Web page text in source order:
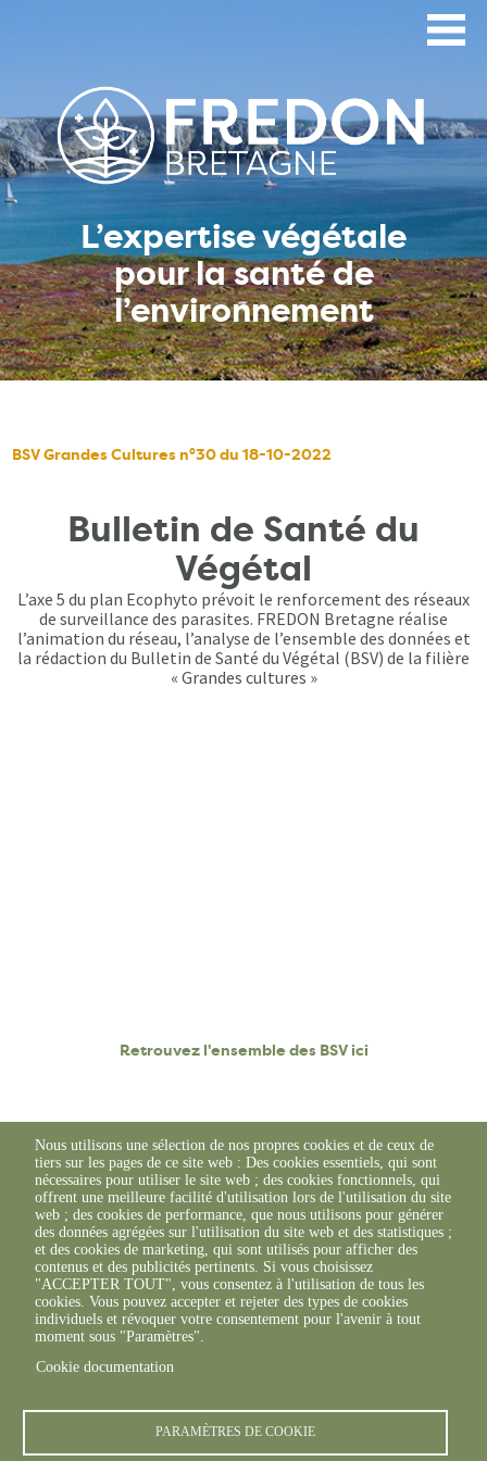
L’expertise végétale
pour la santé de
l’environnement
BSV Grandes Cultures n°30 du 18-10-2022
Bulletin de Santé du
Végétal
L’axe 5 du plan Ecophyto prévoit le renforcement des réseaux
de surveillance des parasites. FREDON Bretagne réalise
l’animation du réseau, l’analyse de l’ensemble des données et
la rédaction du Bulletin de Santé du Végétal (BSV) de la filière
« Grandes cultures »
Retrouvez l'ensemble des BSV ici
Mentions légales
Nous utilisons une sélection de nos propres cookies et de ceux de
tiers sur les pages de ce site web : Des cookies essentiels, qui sont
nécessaires pour utiliser le site web ; des cookies fonctionnels, qui
offrent une meilleure facilité d'utilisation lors de l'utilisation du site
web ; des cookies de performance, que nous utilisons pour générer
des données agrégées sur l'utilisation du site web et des statistiques ;
et des cookies de marketing, qui sont utilisés pour afficher des
contenus et des publicités pertinents. Si vous choisissez
"ACCEPTER TOUT", vous consentez à l'utilisation de tous les
cookies. Vous pouvez accepter et rejeter des types de cookies
individuels et révoquer votre consentement pour l'avenir à tout
moment sous "Paramètres".
Cookie documentation
PARAMÈTRES DE COOKIE